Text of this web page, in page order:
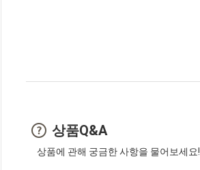
상품Q&A
상품에 관해 궁금한 사항을 물어보세요!